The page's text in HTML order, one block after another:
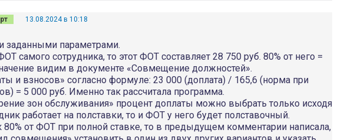
13.08.2024 в 10:18
заданными параметрами.
самого сотрудника, то этот ФОТ составляет 28 750 руб. 80% от него =
видим в документе «Совмещение должностей».
и взносов» согласно формуле: 23 000 (доплата) / 165,6 (норма при
= 5 000 руб. Именно так рассчитала программа.
зон обслуживания» процент доплаты можно выбрать только исходя
работает на полставки, то и ФОТ у него будет полставочный.
80% от ФОТ при полной ставке, то в предыдущем комментарии написала,